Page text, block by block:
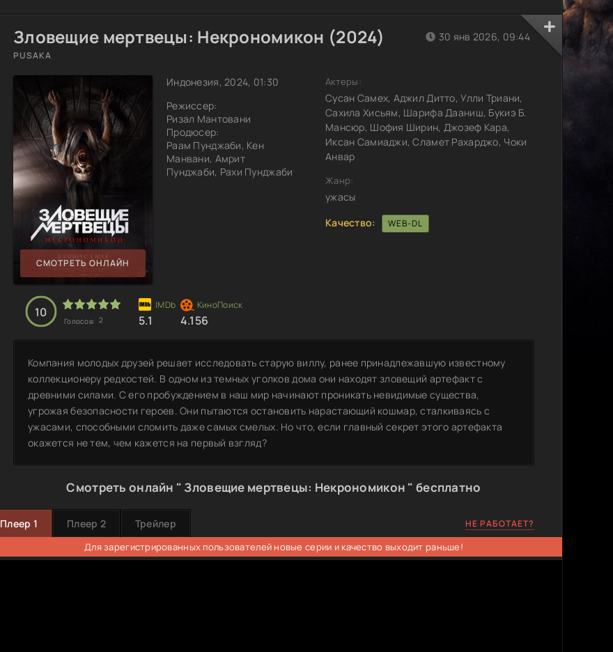
Зловещие мертвецы: Некрономикон (2024)
PUSAKA
СМОТРЕТЬ ОНЛАЙН
Индонезия, 2024, 01:30
Режиссер:
Ризал Мантовани
Продюсер:
Раам Пунджаби, Кен
Манвани, Амрит
Пунджаби, Рахи Пунджаби
30 янв 2026, 09:44
Актеры:
Сусан Самех, Аджил Дитто, Улли Триани,
Сахила Хисьям, Шарифа Дааниш, Букиэ Б.
Мансюр, Шофия Ширин, Джозеф Кара,
Иксан Самиаджи, Сламет Рахарджо, Чоки
Анвар
Жанр:
ужасы
Качество:
WEB-DL
10
Голосов: 2 5.1 4.156
Компания молодых друзей решает исследовать старую виллу, ранее принадлежавшую известному
коллекционеру редкостей. В одном из темных уголков дома они находят зловещий артефакт с
древними силами. С его пробуждением в наш мир начинают проникать невидимые существа,
угрожая безопасности героев. Они пытаются остановить нарастающий кошмар, сталкиваясь с
ужасами, способными сломить даже самых смелых. Но что, если главный секрет этого артефакта
окажется не тем, чем кажется на первый взгляд?
Смотреть онлайн " Зловещие мертвецы: Некрономикон " бесплатно
Плеер 1 Плеер 2 Трейлер НЕ РАБОТАЕТ?
Для зарегистрированных пользователей новые серии и качество выходит раньше!